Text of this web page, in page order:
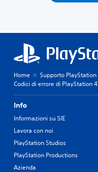
Home Supporto PlayStation
Codici di errore di PlayStation 4
Info
Informazioni su SIE
Lavora con noi
PlayStation Studios
PlayStation Productions
Azienda